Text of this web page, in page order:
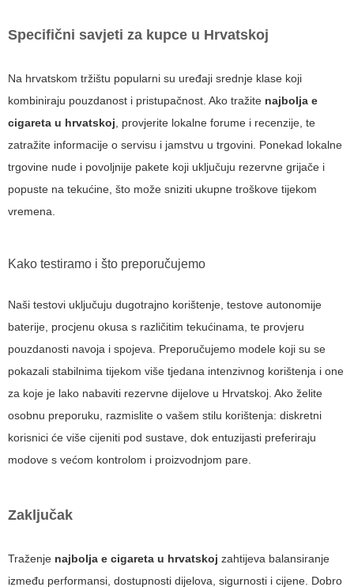
Specifični savjeti za kupce u Hrvatskoj
Na hrvatskom tržištu popularni su uređaji srednje klase koji
kombiniraju pouzdanost i pristupačnost. Ako tražite najbolja e
cigareta u hrvatskoj, provjerite lokalne forume i recenzije, te
zatražite informacije o servisu i jamstvu u trgovini. Ponekad lokalne
trgovine nude i povoljnije pakete koji uključuju rezervne grijače i
popuste na tekućine, što može sniziti ukupne troškove tijekom
vremena.
Kako testiramo i što preporučujemo
Naši testovi uključuju dugotrajno korištenje, testove autonomije
baterije, procjenu okusa s različitim tekućinama, te provjeru
pouzdanosti navoja i spojeva. Preporučujemo modele koji su se
pokazali stabilnima tijekom više tjedana intenzivnog korištenja i one
za koje je lako nabaviti rezervne dijelove u Hrvatskoj. Ako želite
osobnu preporuku, razmislite o vašem stilu korištenja: diskretni
korisnici će više cijeniti pod sustave, dok entuzijasti preferiraju
modove s većom kontrolom i proizvodnjom pare.
Zaključak
Traženje najbolja e cigareta u hrvatskoj zahtijeva balansiranje
između performansi, dostupnosti dijelova, sigurnosti i cijene. Dobro